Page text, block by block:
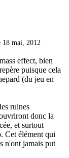
mai, 2012
effect, bien
puisque cela
(du jeu en
ruines
donc la
et surtout
Cet élément qui
n'ont jamais put